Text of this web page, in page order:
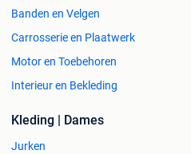
Banden en Velgen
Carrosserie en Plaatwerk
Motor en Toebehoren
Interieur en Bekleding
Kleding | Dames
Jurken